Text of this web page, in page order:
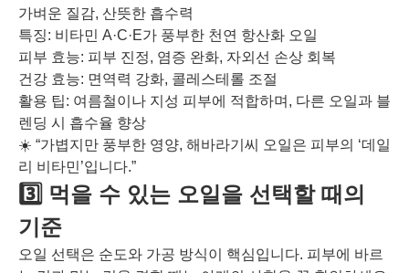
가벼운 질감, 산뜻한 흡수력
특징: 비타민 A·C·E가 풍부한 천연 항산화 오일
피부 효능: 피부 진정, 염증 완화, 자외선 손상 회복
건강 효능: 면역력 강화, 콜레스테롤 조절
활용 팁: 여름철이나 지성 피부에 적합하며, 다른 오일과 블
렌딩 시 흡수율 향상
☀️ “가볍지만 풍부한 영양, 해바라기씨 오일은 피부의 ‘데일
리 비타민’입니다.”
3️⃣ 먹을 수 있는 오일을 선택할 때의
기준
오일 선택은 순도와 가공 방식이 핵심입니다. 피부에 바르